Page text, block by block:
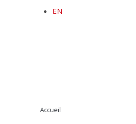
EN
Accueil